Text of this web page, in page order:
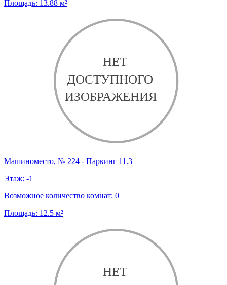
Площадь: 13.88 м²
Машиноместо, № 224 - Паркинг 11.3
Этаж: -1
Возможное количество комнат: 0
Площадь: 12.5 м²